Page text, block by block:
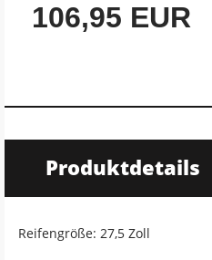
106,95 EUR
Produktdetails
Reifengröße: 27,5 Zoll